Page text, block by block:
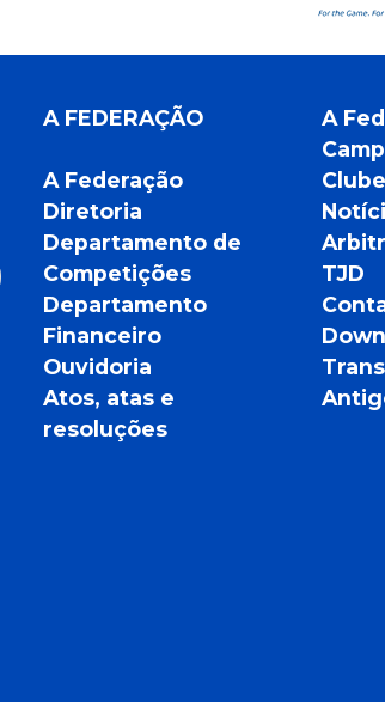
A FEDERAÇÃO
A Federação
Diretoria
Departamento de
Competições
Departamento
Financeiro
Ouvidoria
Atos, atas e
resoluções
A
TJD